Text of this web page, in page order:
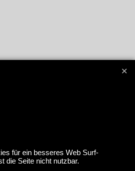
für ein besseres Web Surf-
die Seite nicht nutzbar.